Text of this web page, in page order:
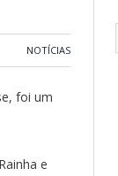
NOTÍCIAS
foi um
e